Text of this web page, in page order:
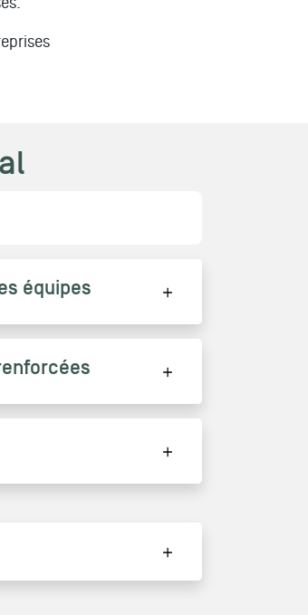
équipes